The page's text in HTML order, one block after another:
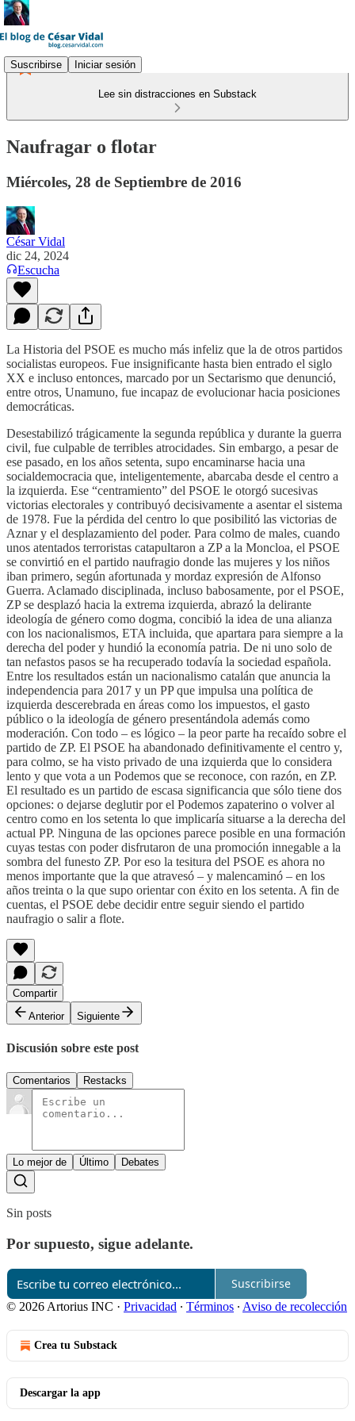
Suscribirse Iniciar sesión
Lee sin distracciones en Substack
Naufragar o flotar
Miércoles, 28 de Septiembre de 2016
César Vidal
dic 24, 2024
Escucha
La Historia del PSOE es mucho más infeliz que la de otros partidos
socialistas europeos. Fue insignificante hasta bien entrado el siglo
XX e incluso entonces, marcado por un Sectarismo que denunció,
entre otros, Unamuno, fue incapaz de evolucionar hacia posiciones
democráticas.
Desestabilizó trágicamente la segunda república y durante la guerra
civil, fue culpable de terribles atrocidades. Sin embargo, a pesar de
ese pasado, en los años setenta, supo encaminarse hacia una
socialdemocracia que, inteligentemente, abarcaba desde el centro a
la izquierda. Ese “centramiento” del PSOE le otorgó sucesivas
victorias electorales y contribuyó decisivamente a asentar el sistema
de 1978. Fue la pérdida del centro lo que posibilitó las victorias de
Aznar y el desplazamiento del poder. Para colmo de males, cuando
unos atentados terroristas catapultaron a ZP a la Moncloa, el PSOE
se convirtió en el partido naufragio donde las mujeres y los niños
iban primero, según afortunada y mordaz expresión de Alfonso
Guerra. Aclamado disciplinada, incluso babosamente, por el PSOE,
ZP se desplazó hacia la extrema izquierda, abrazó la delirante
ideología de género como dogma, concibió la idea de una alianza
con los nacionalismos, ETA incluida, que apartara para siempre a la
derecha del poder y hundió la economía patria. De ni uno solo de
tan nefastos pasos se ha recuperado todavía la sociedad española.
Entre los resultados están un nacionalismo catalán que anuncia la
independencia para 2017 y un PP que impulsa una política de
izquierda descerebrada en áreas como los impuestos, el gasto
público o la ideología de género presentándola además como
moderación. Con todo – es lógico – la peor parte ha recaído sobre el
partido de ZP. El PSOE ha abandonado definitivamente el centro y,
para colmo, se ha visto privado de una izquierda que lo considera
lento y que vota a un Podemos que se reconoce, con razón, en ZP.
El resultado es un partido de escasa significancia que sólo tiene dos
opciones: o dejarse deglutir por el Podemos zapaterino o volver al
centro como en los setenta lo que implicaría situarse a la derecha del
actual PP. Ninguna de las opciones parece posible en una formación
cuyas testas con poder disfrutaron de una promoción innegable a la
sombra del funesto ZP. Por eso la tesitura del PSOE es ahora no
menos importante que la que atravesó – y malencaminó – en los
años treinta o la que supo orientar con éxito en los setenta. A fin de
cuentas, el PSOE debe decidir entre seguir siendo el partido
naufragio o salir a flote.
Compartir
Anterior
Siguiente
Discusión sobre este post
Comentarios Restacks
Lo mejor de Último Debates
Sin posts
Por supuesto, sigue adelante.
Suscribirse
© 2026 Artorius INC · Privacidad ∙ Términos ∙ Aviso de recolección
Crea tu Substack
Descargar la app